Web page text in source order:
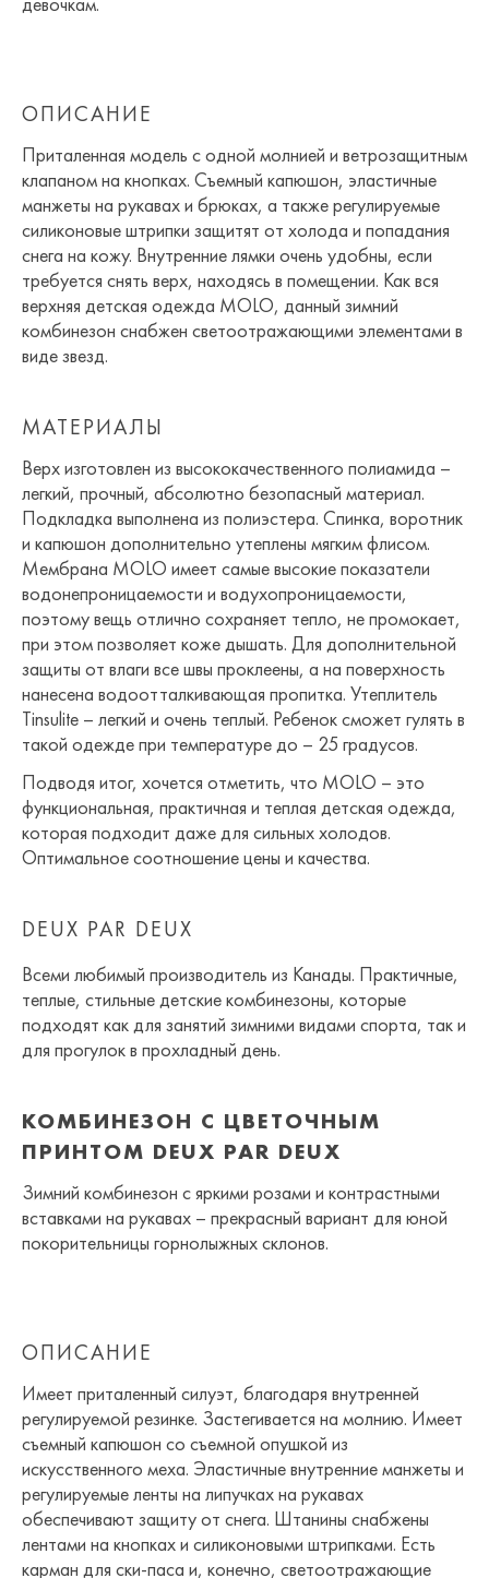
ОПИСАНИЕ
Приталенная модель с одной молнией и ветрозащитным
клапаном на кнопках. Съемный капюшон, эластичные
манжеты на рукавах и брюках, а также регулируемые
силиконовые штрипки защитят от холода и попадания
снега на кожу. Внутренние лямки очень удобны, если
требуется снять верх, находясь в помещении. Как вся
верхняя детская одежда MOLO, данный зимний
комбинезон снабжен светоотражающими элементами в
виде звезд.
МАТЕРИАЛЫ
Верх изготовлен из высококачественного полиамида –
легкий, прочный, абсолютно безопасный материал.
Подкладка выполнена из полиэстера. Спинка, воротник
и капюшон дополнительно утеплены мягким флисом.
Мембрана MOLO имеет самые высокие показатели
водонепроницаемости и водухопроницаемости,
поэтому вещь отлично сохраняет тепло, не промокает,
при этом позволяет коже дышать. Для дополнительной
защиты от влаги все швы проклеены, а на поверхность
нанесена водоотталкивающая пропитка. Утеплитель
Tinsulite – легкий и очень теплый. Ребенок сможет гулять в
такой одежде при температуре до – 25 градусов.
Подводя итог, хочется отметить, что MOLO – это
функциональная, практичная и теплая детская одежда,
которая подходит даже для сильных холодов.
Оптимальное соотношение цены и качества.
DEUX PAR DEUX
Всеми любимый производитель из Канады. Практичные,
теплые, стильные детские комбинезоны, которые
подходят как для занятий зимними видами спорта, так и
для прогулок в прохладный день.
КОМБИНЕЗОН С ЦВЕТОЧНЫМ
ПРИНТОМ DEUX PAR DEUX
Зимний комбинезон с яркими розами и контрастными
вставками на рукавах – прекрасный вариант для юной
покорительницы горнолыжных склонов.
ОПИСАНИЕ
Имеет приталенный силуэт, благодаря внутренней
регулируемой резинке. Застегивается на молнию. Имеет
съемный капюшон со съемной опушкой из
искусственного меха. Эластичные внутренние манжеты и
регулируемые ленты на липучках на рукавах
обеспечивают защиту от снега. Штанины снабжены
лентами на кнопках и силиконовыми штрипками. Есть
карман для ски-паса и, конечно, светоотражающие